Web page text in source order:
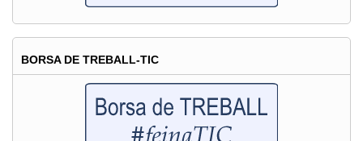
BORSA DE TREBALL-TIC